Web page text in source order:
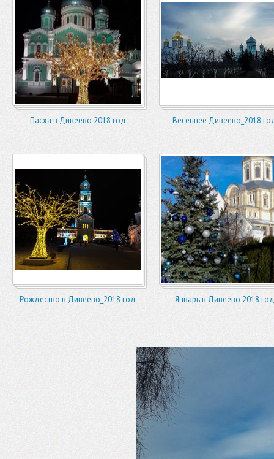
Пасха в Дивеево 2018 год Весеннее Дивеево_2018
Рождество в Дивеево_2018 год Январь в Дивеево 2018 год